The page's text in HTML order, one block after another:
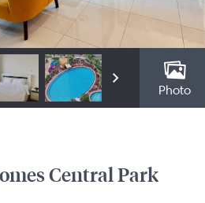
Photo
Leasing - Vinhomes Central Park